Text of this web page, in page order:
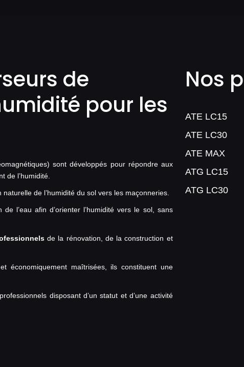
de
pour les
sont développés pour répondre aux
de l’humidité.
de l’humidité du sol vers les maçonneries.
l’eau afin d’orienter l’humidité vers le sol, sans
de la rénovation, de la construction et
économiquement maîtrisées, ils constituent une
disposant d’un statut et d’une activité
Nos
ATE LC15
ATE LC30
ATE MAX
ATG LC15
ATG LC30